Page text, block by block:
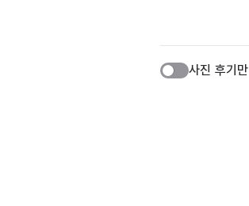
사진 후기만